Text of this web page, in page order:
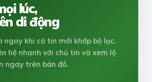
lúc,
di động
ngay khi có tin mới khớp bộ lọc.
hệ nhanh với chủ tin và xem lộ
ngay trên bản đồ.